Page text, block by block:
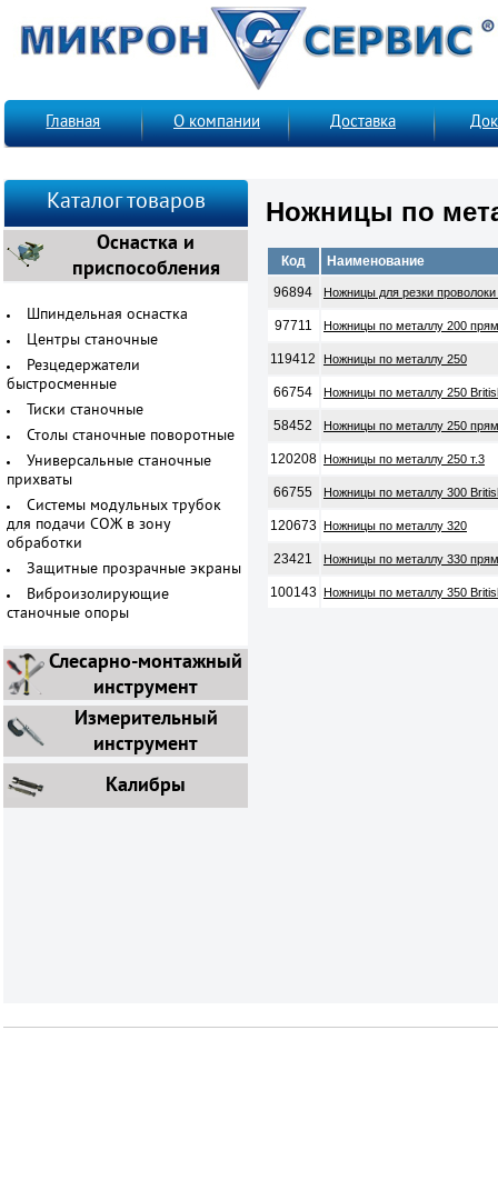
Главная О компании Доставка
Каталог товаров
Оснастка и
приспособления
Шпиндельная оснастка
Центры станочные
Резцедержатели
быстросменные
Тиски станочные
Столы станочные поворотные
Универсальные станочные
прихваты
Системы модульных трубок
для подачи СОЖ в зону
обработки
Защитные прозрачные экраны
Виброизолирующие
станочные опоры
Слесарно-монтажный
инструмент
Измерительный
инструмент
Калибры
Ножницы по
Код
Наименование
96894
Ножницы для резки
97711 Ножницы по металлу 200
119412 Ножницы по металлу 250
66754 Ножницы по металлу 250
58452 Ножницы по металлу 250
120208 Ножницы по металлу 250 т.3
66755 Ножницы по металлу 300
120673 Ножницы по металлу 320
23421 Ножницы по металлу 330
100143 Ножницы по металлу 350